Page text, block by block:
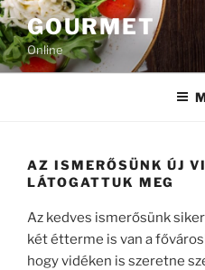
Tartalomhoz
GOURMET
Online
AZ ISMERŐSÜNK ÚJ
LÁTOGATTUK MEG
Az kedves ismerősünk
két étterme is van a
hogy vidéken is szeretne